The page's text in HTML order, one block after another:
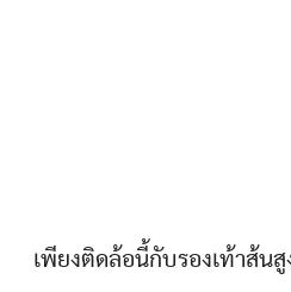
เพียงติดล้อนี้กับรองเท้าส้น